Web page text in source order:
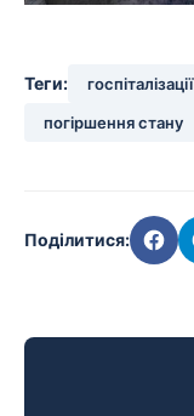
Теги: госпіталізації
погіршення стану
Поділитися: